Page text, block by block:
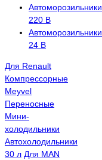
Автоморозильники
220 В
Автоморозильники
24 В
Для Renault
Компрессорные
Meyvel
Переносные
Мини-
холодильники
Автохолодильники
30 л Для MAN